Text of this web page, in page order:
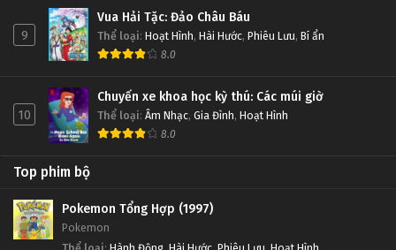
9
Vua Hải Tặc: Đảo Châu Báu
Thể loại: Hoạt Hình, Hài Hước, Phiêu Lưu, Bí ẩn
8.0
10
Chuyến xe khoa học kỳ thú: Các múi giờ
Thể loại: Âm Nhạc, Gia Đình, Hoạt Hình
8.0
Top phim bộ
Pokemon Tổng Hợp (1997)
Pokemon